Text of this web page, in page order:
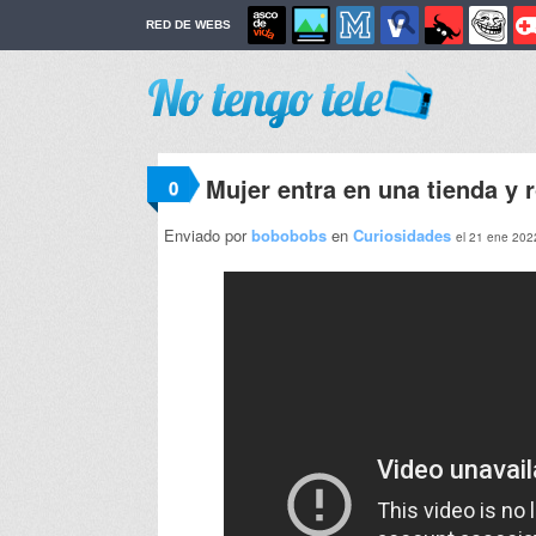
RED DE WEBS
0 Mujer entra en una tienda y
Enviado porbobobobs en Curiosidades el 21 ene